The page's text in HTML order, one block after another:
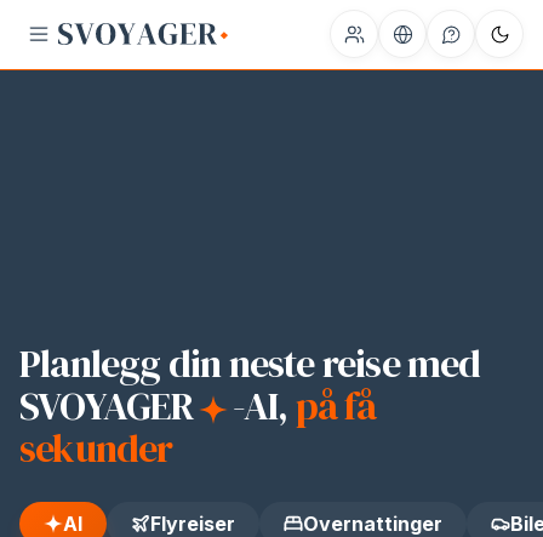
Planlegg din neste reise med
SVOYAGER -AI,på få
sekunder
AI Flyreiser Overnattinger